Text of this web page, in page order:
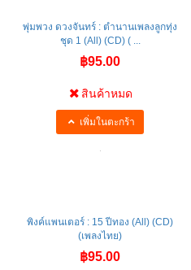
พุ่มพวง ดวงจันทร์ : ตำนานเพลงลูกทุ่ง
ชุด 1 (All) (CD) ( ...
฿95.00
สินค้าหมด
เพิ่มในตะกร้า
พิงค์แพนเตอร์ : 15 ปีทอง (All) (CD)
(เพลงไทย)
฿95.00